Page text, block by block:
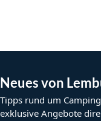
Neues von
Tipps rund um
exklusive Angebote